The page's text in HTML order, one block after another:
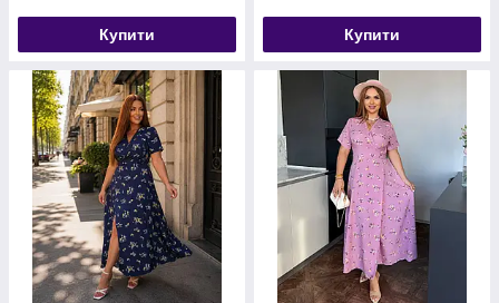
Купити Купити